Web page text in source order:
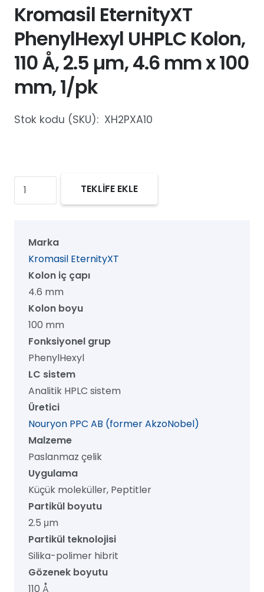
Kromasil EternityXT
PhenylHexyl UHPLC Kolon,
110 Å, 2.5 µm, 4.6 mm x 100
mm, 1/pk
Stok kodu (SKU): XH2PXA10
Kromasil
EternityXT
Kolon,
µm,
mm
mm,
1/pk
adet
TEKLİFE EKLE
Marka
Kromasil EternityXT
Kolon iç çapı
4.6 mm
Kolon boyu
100 mm
Fonksiyonel grup
PhenylHexyl
LC sistem
Analitik HPLC sistem
Üretici
Nouryon PPC AB (former AkzoNobel)
Malzeme
Paslanmaz çelik
Uygulama
Küçük moleküller, Peptitler
Partikül boyutu
2.5 μm
Partikül teknolojisi
Silika-polimer hibrit
Gözenek boyutu
110 Å